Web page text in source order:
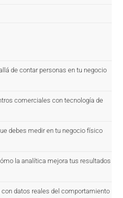
de contar personas en tu negocio
comerciales con tecnología de
debes medir en tu negocio físico
la analítica mejora tus resultados
datos reales del comportamiento